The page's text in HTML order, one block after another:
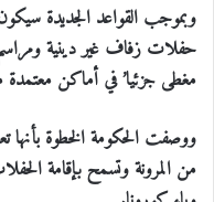
وبموجب القواعد الجديدة
حفلات زفاف غير دينية ومراسم
مغطى جزئيا’ في أماكن معتمدة
ووصفت الحكومة الخطوة بأنها
من المرونة وتسمح بإقامة